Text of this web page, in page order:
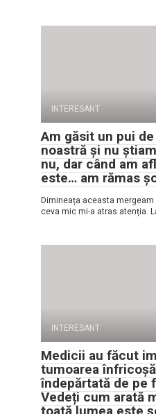
INTERESANT
Am găsit un pui
noastră și nu
nu, dar când am
este… am rămas
Dimineața aceasta
ceva mic mi-a atras atenția.
INTERESANT
Medicii au făcut
tumoarea
îndepărtată de pe
Vedeți cum arată